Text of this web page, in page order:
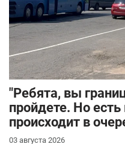
"Ребята, вы
пройдете. Но есть
происходит в
03 августа 2026